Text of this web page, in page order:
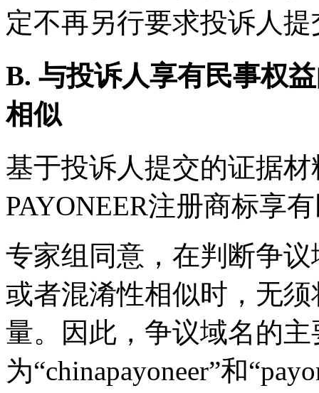
定不再另行要求投诉人
B. 与投诉人享有民事权
相似
基于投诉人提交的证据
PAYONEER注册商标享
专家组同意，在判断争
或者混淆性相似时，无
量。因此，争议域名的
为“chinapayoneer”和